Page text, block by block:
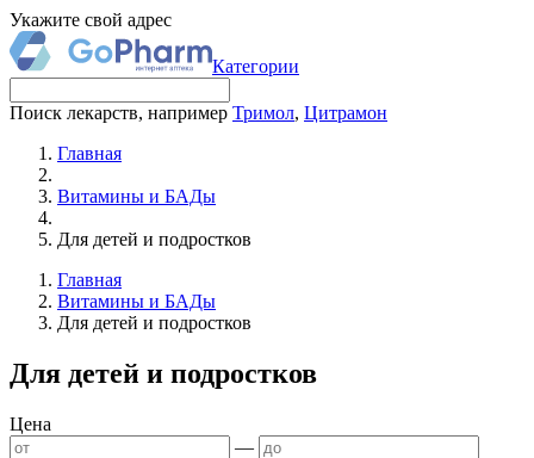
Укажите свой адрес
Категории
Поиск лекарств, например Тримол, Цитрамон
Главная
Витамины и БАДы
Для детей и подростков
Главная
Витамины и БАДы
Для детей и подростков
Для детей и подростков
Цена
—